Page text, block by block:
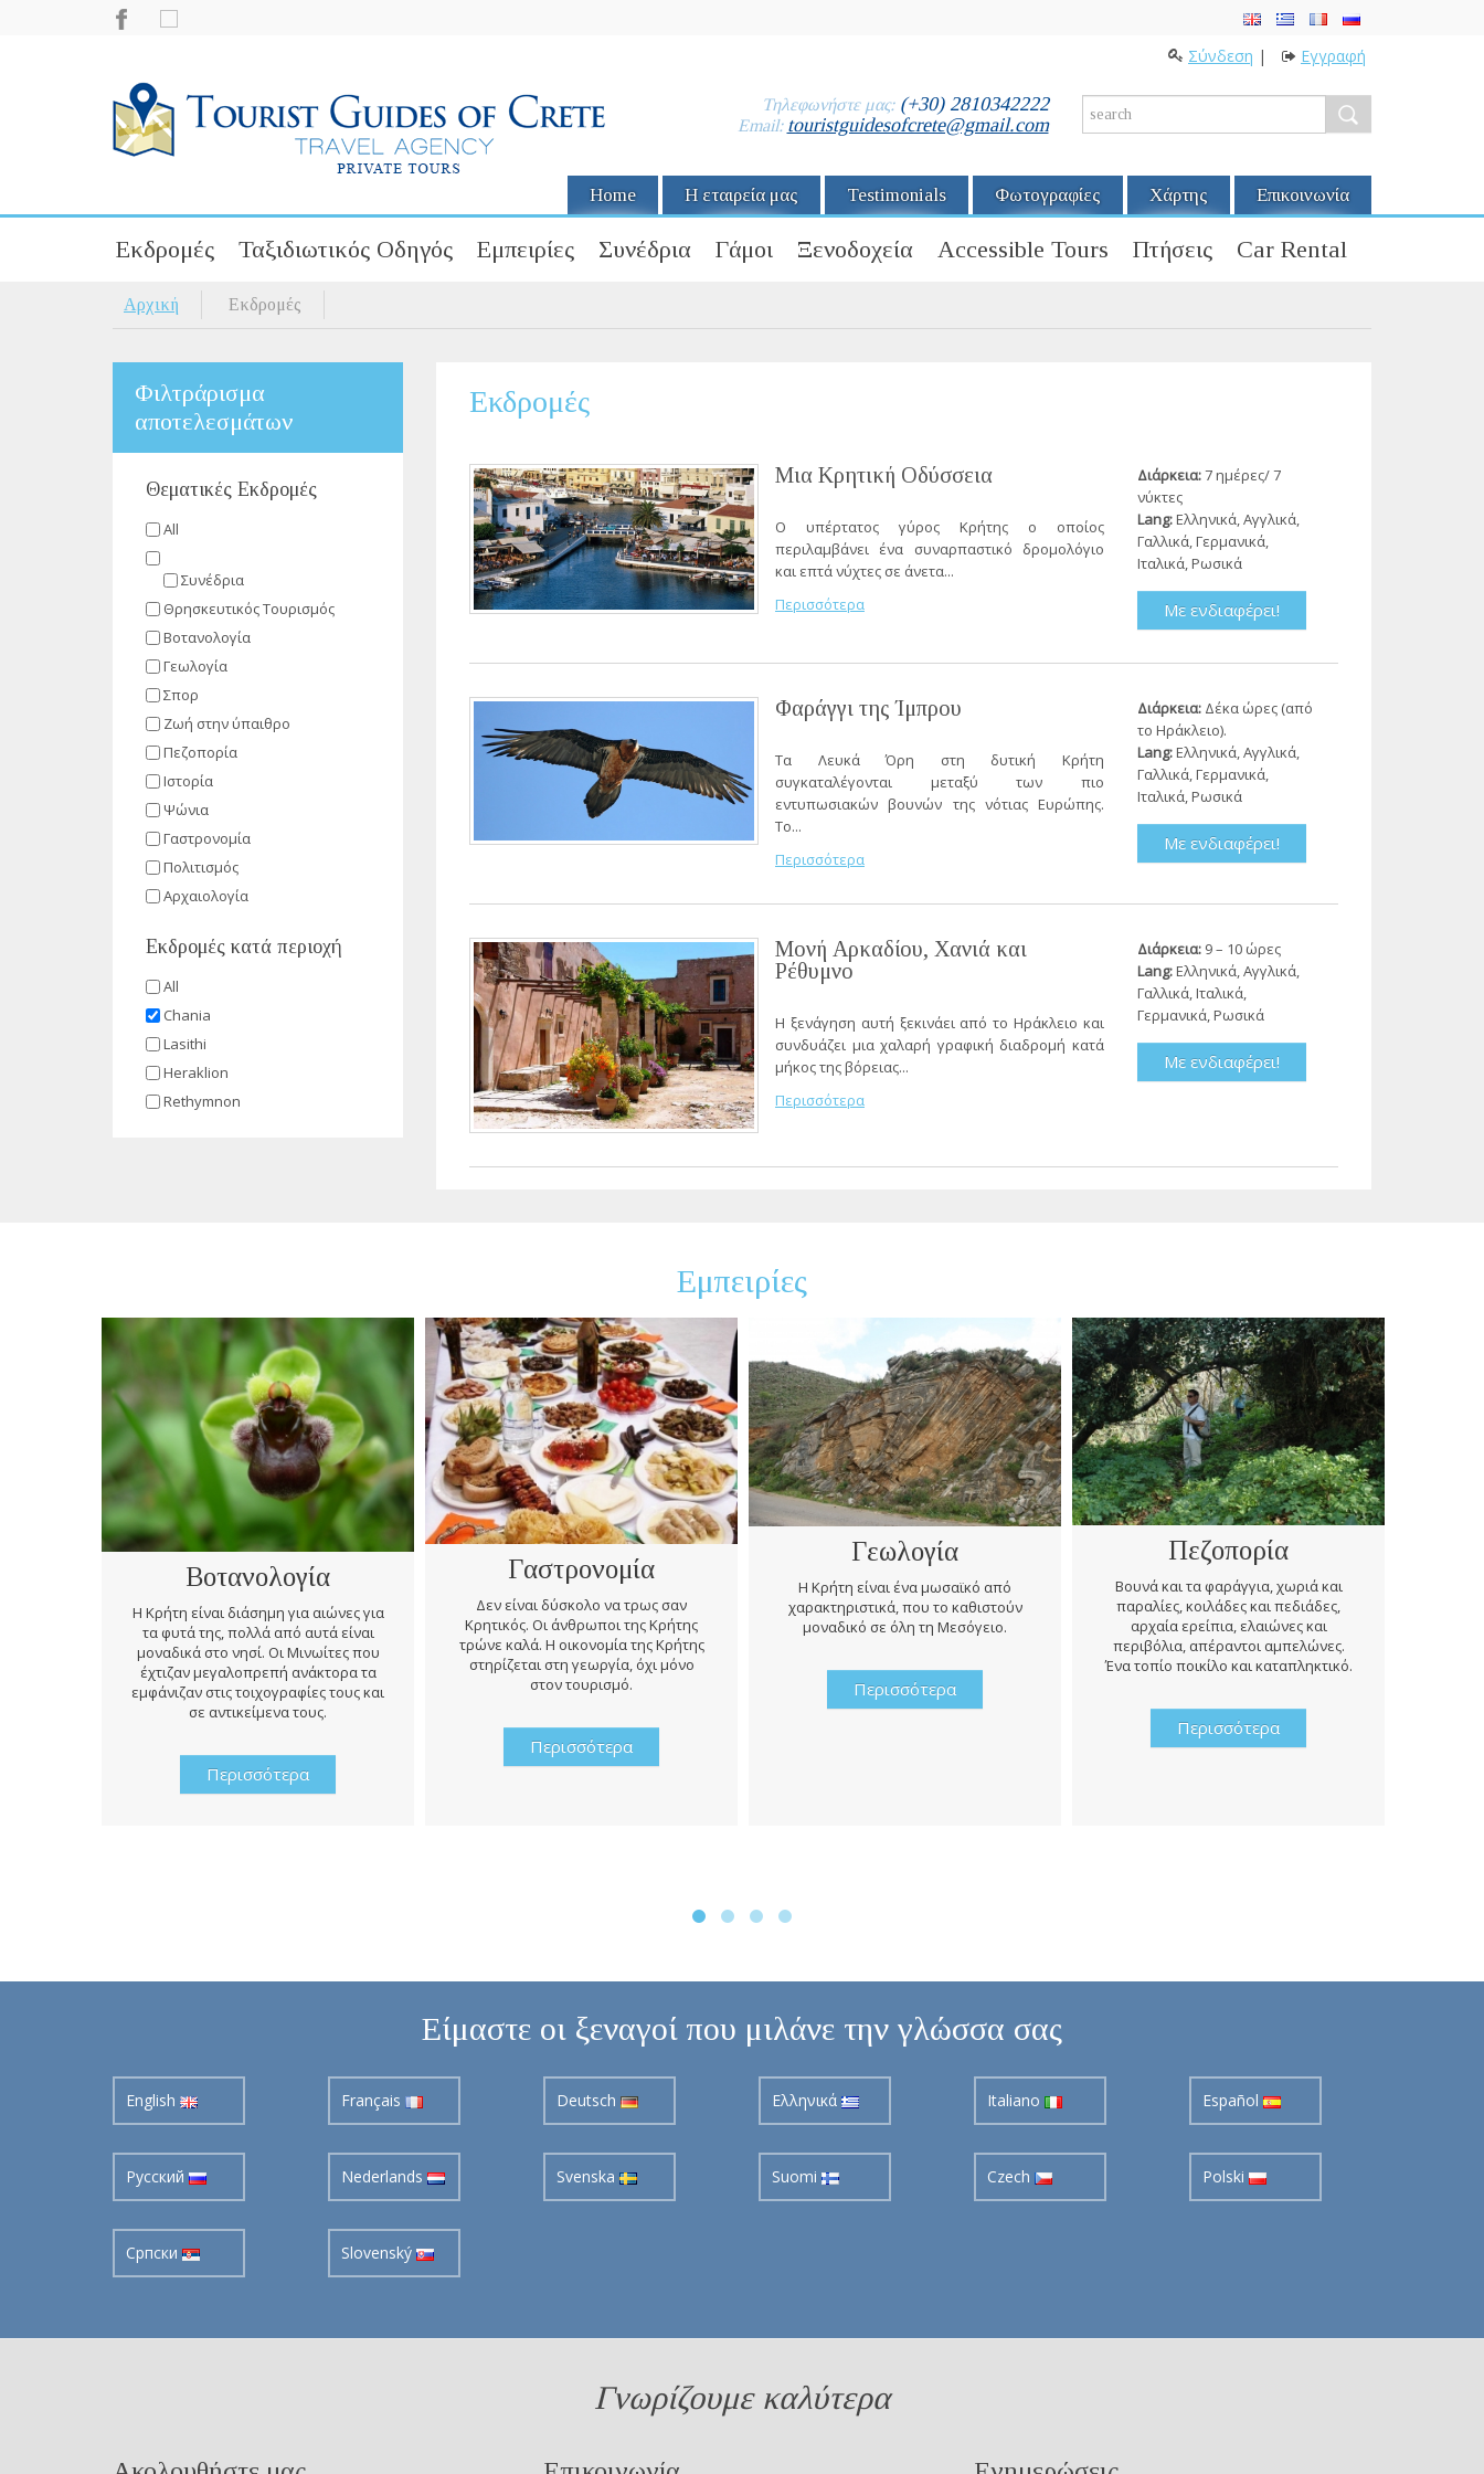
Σύνδεση | Εγγραφή
Τηλεφωνήστε μας:(+30) 2810342222
Email: touristguidesofcrete@gmail.com
Home Η εταιρεία μας Testimonials Φωτογραφίες Χάρτης Επικοινωνία
Εκδρομές Ταξιδιωτικός Οδηγός Εμπειρίες Συνέδρια Γάμοι Ξενοδοχεία Accessible Tours Πτήσεις Car Rental
Αρχική Εκδρομές
Φιλτράρισμα
αποτελεσμάτων
Θεματικές Εκδρομές
All
Συνέδρια
Θρησκευτικός Τουρισμός
Βοτανολογία
Γεωλογία
Σπορ
Ζωή στην ύπαιθρο
Πεζοπορία
Ιστορία
Ψώνια
Γαστρονομία
Πολιτισμός
Αρχαιολογία
Εκδρομές κατά περιοχή
All
Chania
Lasithi
Heraklion
Rethymnon
Εκδρομές
Μια Κρητική Οδύσσεια
Ο υπέρτατος γύρος Κρήτης ο οποίος
περιλαμβάνει ένα συναρπαστικό δρομολόγιο
και επτά νύχτες σε άνετα...
Περισσότερα
Διάρκεια:7 ημέρες/ 7
νύκτες
Lang:Ελληνικά, Αγγλικά,
Γαλλικά, Γερμανικά,
Ιταλικά, Ρωσικά
Με ενδιαφέρει!
Φαράγγι της Ίμπρου
Τα Λευκά Όρη στη δυτική Κρήτη
συγκαταλέγονται μεταξύ των πιο
εντυπωσιακών βουνών της νότιας Ευρώπης.
Το...
Περισσότερα
Διάρκεια: Δέκα ώρες (από
το Ηράκλειο).
Lang:Ελληνικά, Αγγλικά,
Γαλλικά, Γερμανικά,
Ιταλικά, Ρωσικά
Με ενδιαφέρει!
Μονή Αρκαδίου, Χανιά και
Ρέθυμνο
Η ξενάγηση αυτή ξεκινάει από το Ηράκλειο και
συνδυάζει μια χαλαρή γραφική διαδρομή κατά
μήκος της βόρειας...
Περισσότερα
Διάρκεια: 9 – 10 ώρες
Lang:Ελληνικά, Αγγλικά,
Γαλλικά, Ιταλικά,
Γερμανικά, Ρωσικά
Με ενδιαφέρει!
Εμπειρίες
Βοτανολογία
Η Κρήτη είναι διάσημη για αιώνες για
τα φυτά της, πολλά από αυτά είναι
μοναδικά στο νησί. Οι Μινωίτες που
έχτιζαν μεγαλοπρεπή ανάκτορα τα
εμφάνιζαν στις τοιχογραφίες τους και
σε αντικείμενα τους.
Περισσότερα
Γαστρονομία
Δεν είναι δύσκολο να τρως σαν
Κρητικός. Οι άνθρωποι της Κρήτης
τρώνε καλά. Η οικονομία της Κρήτης
στηρίζεται στη γεωργία, όχι μόνο
στον τουρισμό.
Περισσότερα
Γεωλογία
Η Κρήτη είναι ένα μωσαϊκό από
χαρακτηριστικά, που το καθιστούν
μοναδικό σε όλη τη Μεσόγειο.
Περισσότερα
Πεζοπορία
Βουνά και τα φαράγγια, χωριά και
παραλίες, κοιλάδες και πεδιάδες,
αρχαία ερείπια, ελαιώνες και
περιβόλια, απέραντοι αμπελώνες.
Ένα τοπίο ποικίλο και καταπληκτικό.
Περισσότερα
Είμαστε οι ξεναγοί που μιλάνε την γλώσσα σας
English Français Deutsch Ελληνικά Italiano Español
Pусский Nederlands Svenska Suomi Czech Polski
Cрпски Slovenský
Γνωρίζουμε καλύτερα